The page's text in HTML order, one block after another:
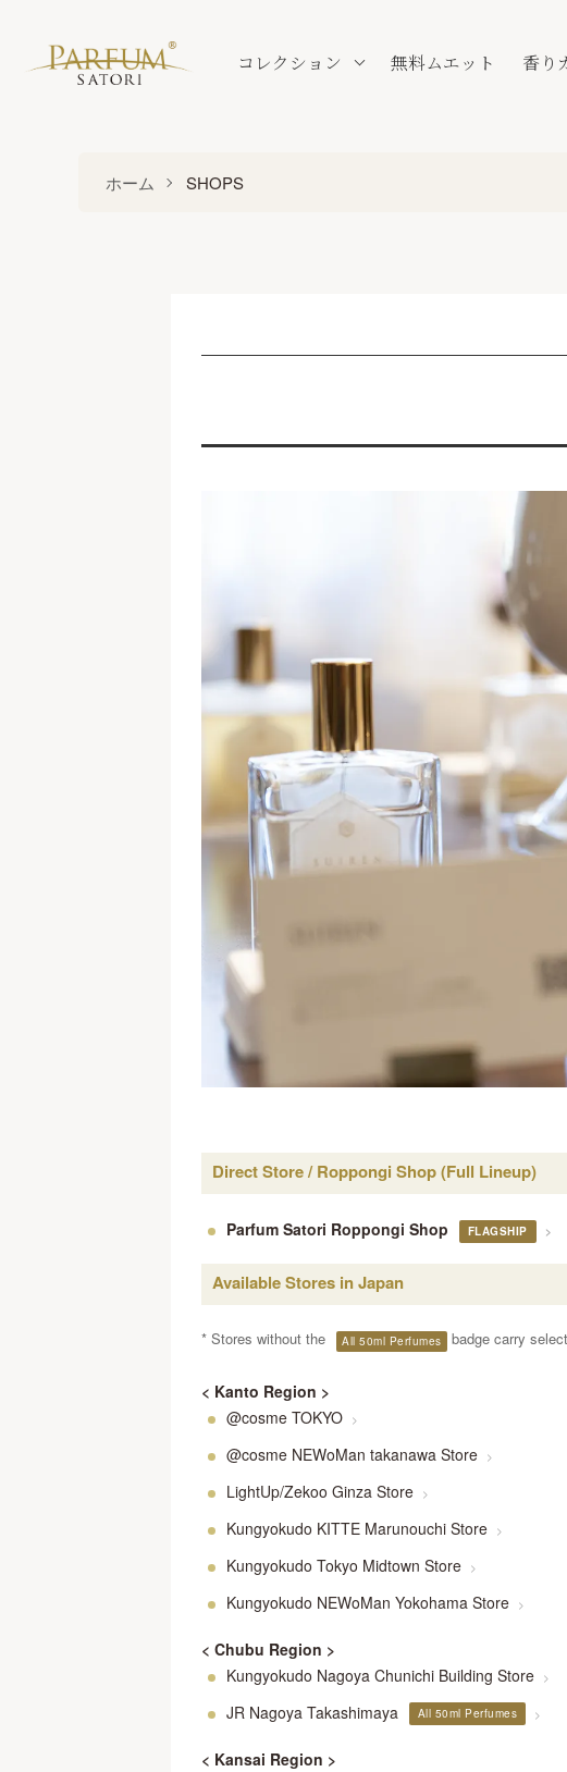
コレクション 無料ムエット 香り
ホーム SHOPS
Direct Store / Roppongi Shop (Full Lineup)
Parfum Satori Roppongi Shop FLAGSHIP >
Available Stores in Japan
* Stores without the All 50ml Perfumes badge carry
< Kanto Region >
@cosme TOKYO
>
@cosme NEWoMan takanawa Store >
LightUp/Zekoo Ginza Store >
Kungyokudo KITTE Marunouchi Store >
Kungyokudo Tokyo Midtown Store >
Kungyokudo NEWoMan Yokohama Store >
< Chubu Region >
Kungyokudo Nagoya Chunichi Building Store
>
JR Nagoya Takashimaya All 50ml Perfumes >
< Kansai Region >